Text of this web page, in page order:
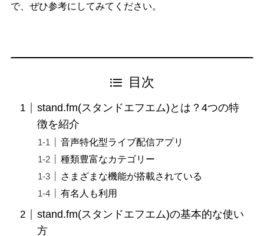
で、ぜひ参考にしてみてください。
目次
stand.fm(スタンドエフエム)とは？4つの特
徴を紹介
音声特化型ライブ配信アプリ
種類豊富なカテゴリー
さまざまな機能が搭載されている
有名人も利用
stand.fm(スタンドエフエム)の基本的な使い
方